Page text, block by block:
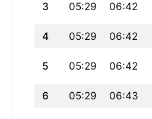
3 05:29 06:42
4 05:29 06:42
5 05:29 06:42
6 05:29 06:43